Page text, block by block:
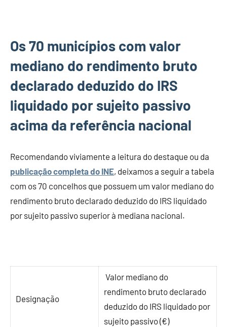
Os 70 municípios com valor
mediano do rendimento bruto
declarado deduzido do IRS
liquidado por sujeito passivo
acima da referência nacional
Recomendando viviamente a leitura do destaque ou da
publicação completa do INE, deixamos a seguir a tabela
com os 70 concelhos que possuem um valor mediano do
rendimento bruto declarado deduzido do IRS liquidado
por sujeito passivo superior à mediana nacional.
Designação
Valor mediano do
rendimento bruto declarado
deduzido do IRS liquidado por
sujeito passivo (€)